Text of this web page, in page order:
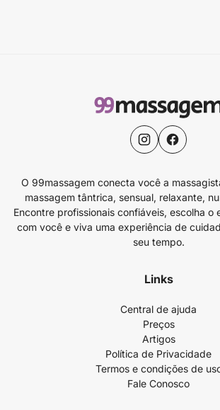
O 99massagem conecta você a
massagem tântrica, sensual, relaxante,
Encontre profissionais confiáveis, escolha o
com você e viva uma experiência de
seu tempo.
Links
Central de ajuda
Preços
Artigos
Política de Privacidade
Termos e condições de
Fale Conosco